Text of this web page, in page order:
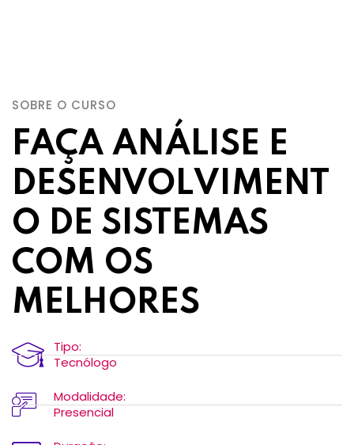
SOBRE O CURSO
FAÇA ANÁLISE E
DESENVOLVIMENT
O DE SISTEMAS
COM OS
MELHORES
Tipo:
Tecnólogo
Modalidade:
Presencial